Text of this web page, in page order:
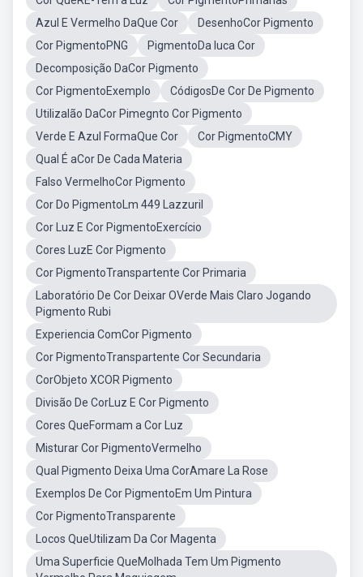
Azul E Vermelho DaQue Cor
DesenhoCor Pigmento
Cor PigmentoPNG
PigmentoDa Iuca Cor
Decomposição DaCor Pigmento
Cor PigmentoExemplo
CódigosDe Cor De Pigmento
Utilizalão DaCor Pimegnto Cor Pigmento
Verde E Azul FormaQue Cor
Cor PigmentoCMY
Qual É aCor De Cada Materia
Falso VermelhoCor Pigmento
Cor Do PigmentoLm 449 Lazzuril
Cor Luz E Cor PigmentoExercício
Cores LuzE Cor Pigmento
Cor PigmentoTranspartente Cor Primaria
Laboratório De Cor Deixar OVerde Mais Claro Jogando
Pigmento Rubi
Experiencia ComCor Pigmento
Cor PigmentoTranspartente Cor Secundaria
CorObjeto XCOR Pigmento
Divisão De CorLuz E Cor Pigmento
Cores QueFormam a Cor Luz
Misturar Cor PigmentoVermelho
Qual Pigmento Deixa Uma CorAmare La Rose
Exemplos De Cor PigmentoEm Um Pintura
Cor PigmentoTransparente
Locos QueUtilizam Da Cor Magenta
Uma Superficie QueMolhada Tem Um Pigmento